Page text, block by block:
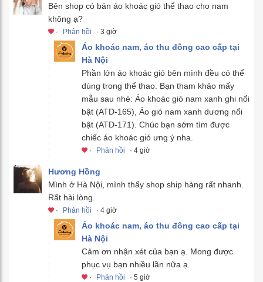
Bên shop có bán áo khoác gió thể thao cho nam
không ạ?
· Phản hồi · 3 giờ
Áo khoác nam, áo thu đông cao cấp tại
Hà Nội
Phần lớn áo khoác gió bên mình đều có thể
dùng trong thể thao. Bạn tham khảo mấy
mẫu sau nhé: Áo khoác gió nam xanh ghi nổi
bật (ATD-165), Áo gió nam xanh dương nổi
bật (ATD-171). Chúc bạn sớm tìm được
chiếc áo khoác gió ưng ý nha.
· Phản hồi · 4 giờ
Hương Hồng
Mình ở Hà Nội, mình thấy shop ship hàng rất nhanh.
Rất hài lòng.
· Phản hồi · 4 giờ
Áo khoác nam, áo thu đông cao cấp tại
Hà Nội
Cảm ơn nhận xét của bạn ạ. Mong được
phục vụ bạn nhiều lần nữa ạ.
· Phản hồi · 5 giờ